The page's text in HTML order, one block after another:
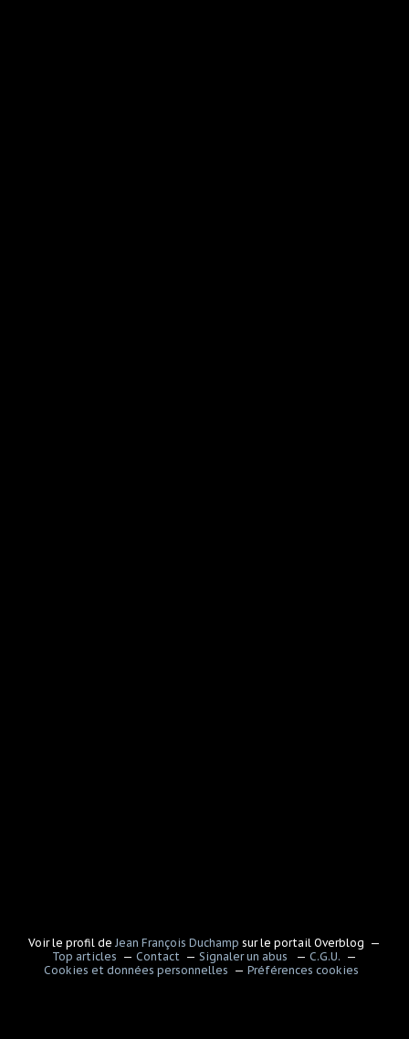
Voir le profil de Jean François Duchamp sur le portail Overblog
Top articles
Contact Signaler un abus
C.G.U.
Cookies et données personnelles
Préférences cookies